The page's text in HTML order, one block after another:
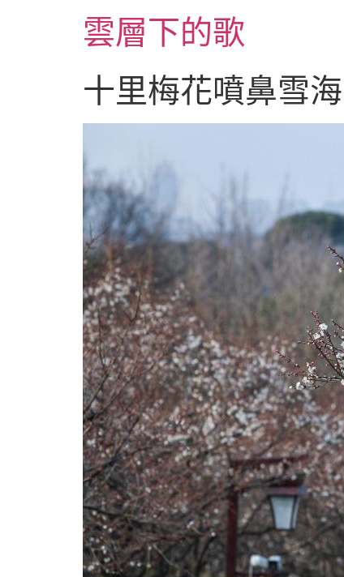
雲層下的歌
十里梅花噴鼻雪